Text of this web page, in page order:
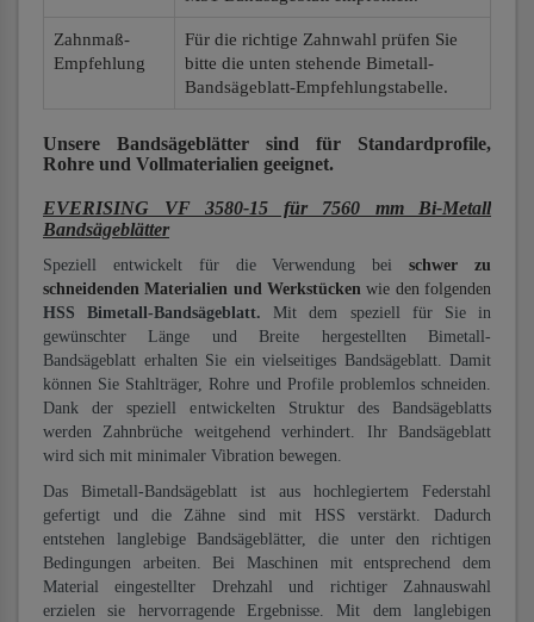
Zahnmaß-
Empfehlung
Für die richtige Zahnwahl prüfen Sie
bitte die unten stehende Bimetall-
Bandsägeblatt-Empfehlungstabelle.
Unsere Bandsägeblätter sind für Standardprofile,
Rohre und Vollmaterialien geeignet.
EVERISING VF 3580-15 für 7560 mm Bi-Metall
Bandsägeblätter
Speziell entwickelt für die Verwendung beischwer zu
schneidenden Materialien und Werkstücken wie den folgenden
HSS Bimetall-Bandsägeblatt. Mit dem speziell für Sie in
gewünschter Länge und Breite hergestellten Bimetall-
Bandsägeblatt erhalten Sie ein vielseitiges Bandsägeblatt. Damit
können Sie Stahlträger, Rohre und Profile problemlos schneiden.
Dank der speziell entwickelten Struktur des Bandsägeblatts
werden Zahnbrüche weitgehend verhindert. Ihr Bandsägeblatt
wird sich mit minimaler Vibration bewegen.
Das Bimetall-Bandsägeblatt ist aus hochlegiertem Federstahl
gefertigt und die Zähne sind mit HSS verstärkt. Dadurch
entstehen langlebige Bandsägeblätter, die unter den richtigen
Bedingungen arbeiten. Bei Maschinen mit entsprechend dem
Material eingestellter Drehzahl und richtiger Zahnauswahl
erzielen sie hervorragende Ergebnisse. Mit dem langlebigen